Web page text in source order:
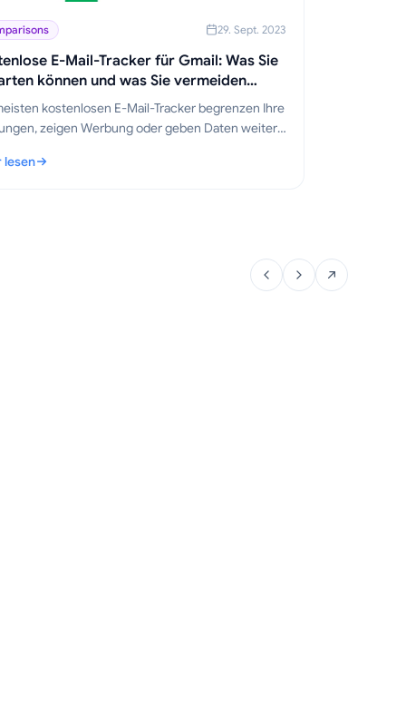
29. Sept. 2023
E-Mail-Tracker für Gmail: Was Sie
können und was Sie vermeiden
kostenlosen E-Mail-Tracker begrenzen Ihre
zeigen Werbung oder geben Daten weiter.
und warum Mail Track for Gmail kostenlos bleibt.
lesen E-Mail-Tracker für Gmail: Was Sie erwarten können und was